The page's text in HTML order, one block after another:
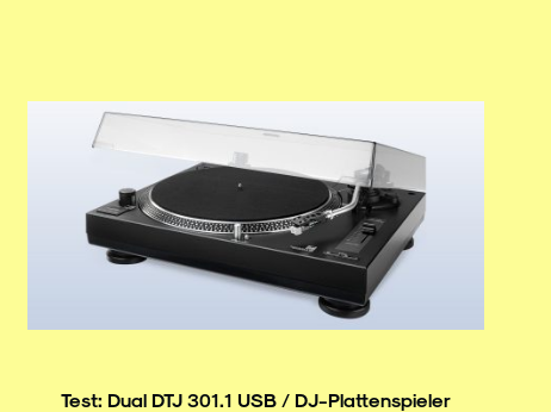
Test: Dual DTJ 301.1 USB / DJ-Plattenspieler